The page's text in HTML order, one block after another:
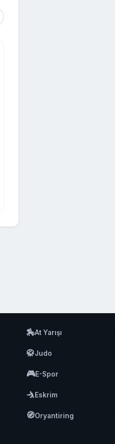
🏇At Yarışı
🥋Judo
🎮E-Spor
🤺Eskrim
🧭Oryantiring